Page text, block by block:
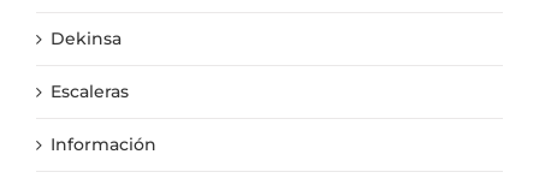
Dekinsa
Escaleras
Información